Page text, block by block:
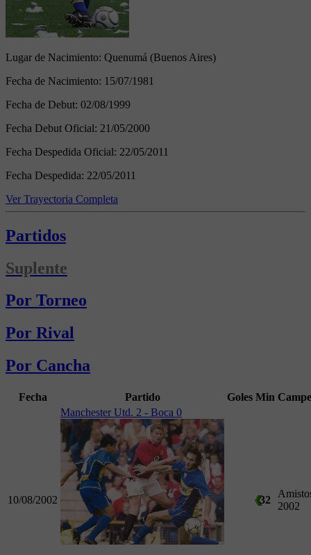
Lugar de Nacimiento: Quenumá (Buenos Aires)
Fecha de Nacimiento: 15/07/1981
Fecha de Debut: 02/08/1999
Fecha Debut Oficial: 21/05/2000
Fecha Despedida Oficial: 22/05/2011
Fecha Despedida: 22/05/2011
Ver Trayectoria Completa
Partidos
Suplente
Por Torneo
Por Rival
Por Cancha
Fecha Partido Goles Min
10/08/2002
Manchester Utd. 2 - Boca 0
32
2002